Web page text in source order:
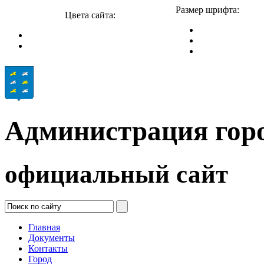
Цвета сайта:
Размер шрифта:
Администрация
официальный сайт
Главная
Документы
Контакты
Город